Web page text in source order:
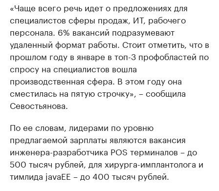
«Чаще всего речь идет о предложениях для
специалистов сферы продаж, ИТ, рабочего
персонала. 6% вакансий подразумевают
удаленный формат работы. Стоит отметить, что в
прошлом году в январе в топ-3 профобластей по
спросу на специалистов вошла
производственная сфера. В этом году она
сместилась на пятую строчку», – сообщила
Севостьянова.
По ее словам, лидерами по уровню
предлагаемой зарплаты являются вакансия
инженера-разработчика POS терминалов – до
500 тысяч рублей, для хирурга-имплантолога и
тимлида javaЕЕ – до 400 тысяч рублей.